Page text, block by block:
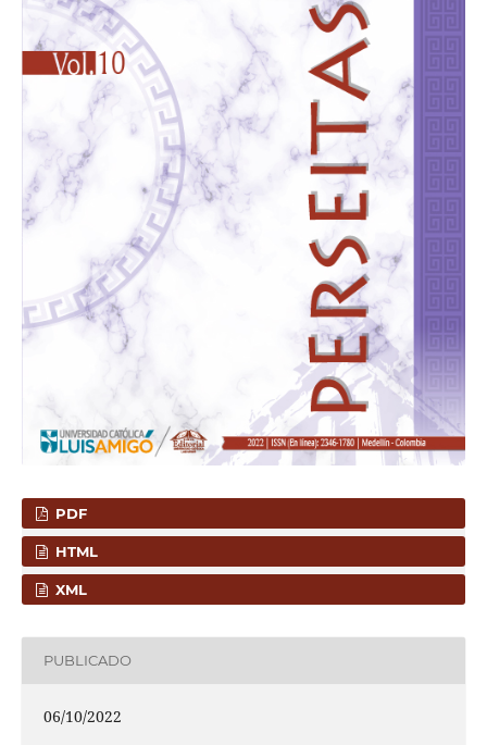
PDF
HTML
XML
PUBLICADO
06/10/2022